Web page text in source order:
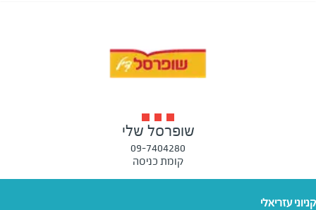
שופרסל שלי
09-7404280
קומת כניסה
קניוני עזריאלי